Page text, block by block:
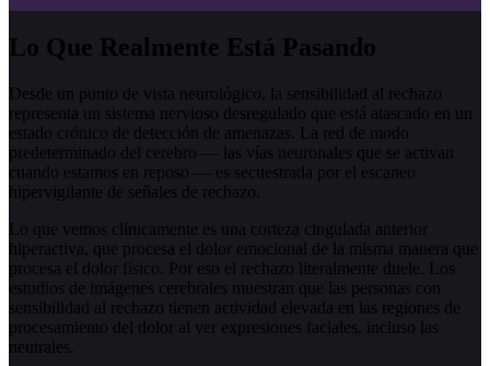
Lo Que Realmente Está Pasando
Desde un punto de vista neurológico, la sensibilidad al rechazo
representa un sistema nervioso desregulado que está atascado en un
estado crónico de detección de amenazas. La red de modo
predeterminado del cerebro — las vías neuronales que se activan
cuando estamos en reposo — es secuestrada por el escaneo
hipervigilante de señales de rechazo.
Lo que vemos clínicamente es una corteza cingulada anterior
hiperactiva, que procesa el dolor emocional de la misma manera que
procesa el dolor físico. Por eso el rechazo literalmente duele. Los
estudios de imágenes cerebrales muestran que las personas con
sensibilidad al rechazo tienen actividad elevada en las regiones de
procesamiento del dolor al ver expresiones faciales, incluso las
neutrales.